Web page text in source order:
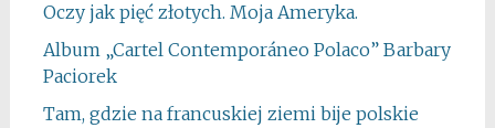
Oczy jak pięć złotych. Moja Ameryka.
Album „Cartel Contemporáneo Polaco” Barbary
Paciorek
Tam, gdzie na francuskiej ziemi bije polskie